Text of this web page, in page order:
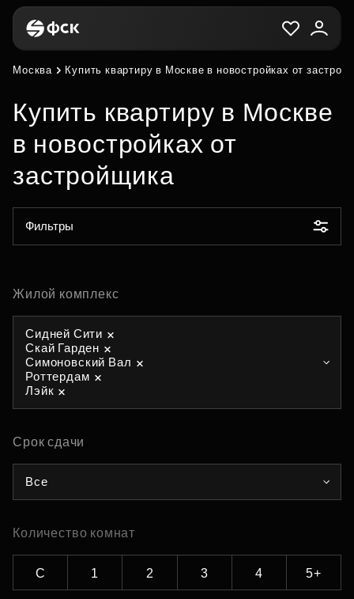
Москва Купить квартиру в Москве в новостройках от
Купить квартиру в Москве
в новостройках от
застройщика
Фильтры
Жилой комплекс
Сидней Сити
Скай Гарден
Симоновский Вал
Роттердам
Лэйк
Срок сдачи
Все
Количество комнат
С 1 2 3 4 5+